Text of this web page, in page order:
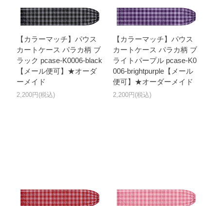
【カラーマッチ】パウス
カートケース パラカ柄 ブ
ラック pcase-K0006-black
【メール便可】★オーダ
ーメイド
2,200円(税込)
【カラーマッチ】パウス
カートケース パラカ柄 ブ
ライトパープル pcase-K0
006-brightpurple【メール
便可】★オーダーメイド
2,200円(税込)